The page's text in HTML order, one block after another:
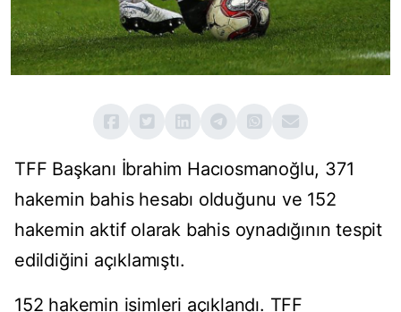
TFF Başkanı İbrahim Hacıosmanoğlu, 371
hakemin bahis hesabı olduğunu ve 152
hakemin aktif olarak bahis oynadığının tespit
edildiğini açıklamıştı.
152 hakemin isimleri açıklandı. TFF